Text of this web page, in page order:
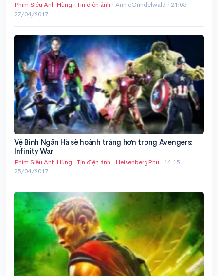
Phim Siêu Anh Hùng · Tin điện ảnh · AnnieGrindelwald · 21:05
27/04/2017
Vệ Binh Ngân Hà sẽ hoành tráng hơn trong Avengers:
Infinity War
Phim Siêu Anh Hùng · Tin điện ảnh · HeisenbergPhu · 14:15
25/04/2017